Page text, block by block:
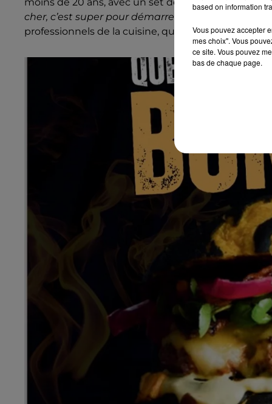
cher, c’est super pour démarrer
professionnels de la cuisine, qui peuvent
based on information
Vous pouvez accepter
mes choix". Vous
ce site. Vous pouvez
bas de chaque page.